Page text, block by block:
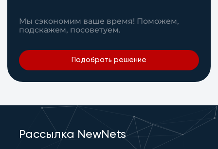
Мы сэкономим ваше время! Поможем,
подскажем, посоветуем.
Подобрать решение
Рассылка NewNets